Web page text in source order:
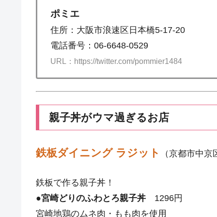
ポミエ
住所：大阪市浪速区日本橋5-17-20
電話番号：06-6648-0529
URL：https://twitter.com/pommier1484
親子丼がウマ過ぎるお店
鉄板ダイニング ラジット （京都市中京
鉄板で作る親子丼！
●宮崎どりのふわとろ親子丼 1296円
宮崎地鶏のムネ肉・もも肉を使用